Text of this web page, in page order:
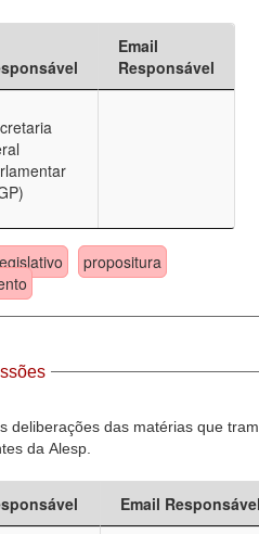
Email
Responsável
propositura
deliberações das matérias que
da Alesp.
Email